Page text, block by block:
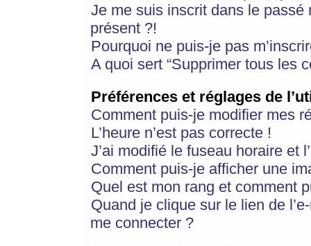
Je me suis inscrit dans le
présent ?!
Pourquoi ne puis-je pas
A quoi sert “Supprimer tous les
Préférences et réglages de
Comment puis-je modifier mes
L’heure n’est pas correcte !
J’ai modifié le fuseau horaire et
Comment puis-je afficher une
Quel est mon rang et comment
Quand je clique sur le lien de
me connecter ?